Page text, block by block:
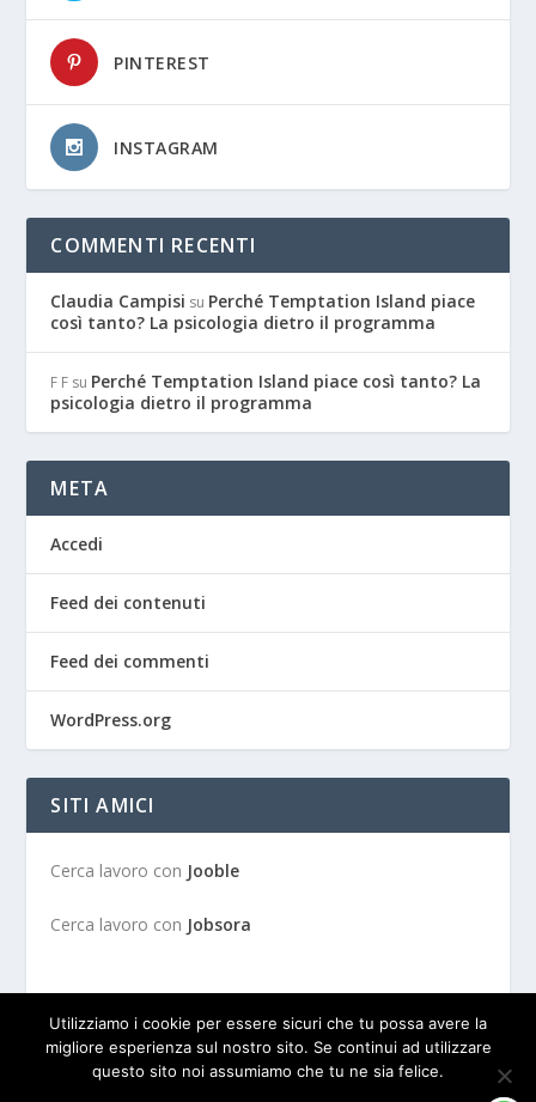
PINTEREST
INSTAGRAM
COMMENTI RECENTI
Claudia Campisi su Perché Temptation Island piace
così tanto? La psicologia dietro il programma
F F su Perché Temptation Island piace così tanto? La
psicologia dietro il programma
META
Accedi
Feed dei contenuti
Feed dei commenti
WordPress.org
SITI AMICI
Cerca lavoro con Jooble
Cerca lavoro con Jobsora
WordPress
Utilizziamo i cookie per essere sicuri che tu possa avere la
migliore esperienza sul nostro sito. Se continui ad utilizzare
questo sito noi assumiamo che tu ne sia felice.